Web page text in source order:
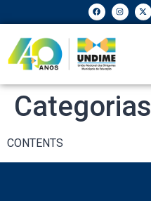
Categorias
CONTENTS